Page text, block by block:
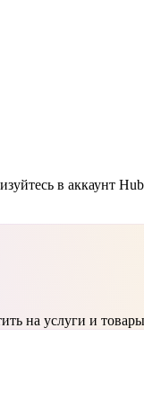
в аккаунт
на услуги и